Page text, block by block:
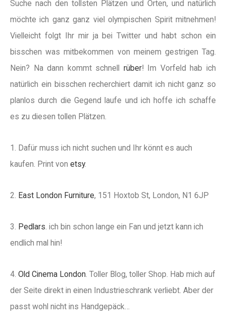
Suche nach den tollsten Plätzen und Orten, und natürlich
möchte ich ganz ganz viel olympischen Spirit mitnehmen!
Vielleicht folgt Ihr mir ja bei Twitter und habt schon ein
bisschen was mitbekommen von meinem gestrigen Tag.
Nein? Na dann kommt schnell rüber! Im Vorfeld hab ich
natürlich ein bisschen recherchiert damit ich nicht ganz so
planlos durch die Gegend laufe und ich hoffe ich schaffe
es zu diesen tollen Plätzen.
1. Dafür muss ich nicht suchen und Ihr könnt es auch
kaufen. Print von etsy.
2. East London Furniture, 151 Hoxtob St, London, N1 6JP
3. Pedlars . ich bin schon lange ein Fan und jetzt kann ich
endlich mal hin!
4. Old Cinema London . Toller Blog, toller Shop. Hab mich auf
der Seite direkt in einen Industrieschrank verliebt. Aber der
passt wohl nicht ins Handgepäck…